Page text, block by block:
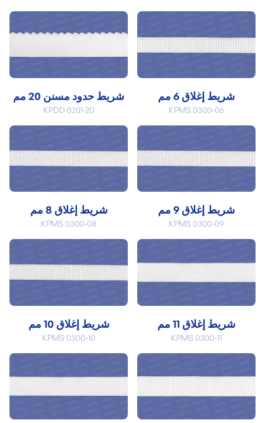
شريط حدود مسنن 20 مم
KPDD 0201-20
شريط إغلاق 6 مم
KPMS 0300-06
شريط إغلاق 8 مم
KPMS 0300-08
شريط إغلاق 9 مم
KPMS 0300-09
شريط إغلاق 10 مم
KPMS 0300-10
شريط إغلاق 11 مم
KPMS 0300-11